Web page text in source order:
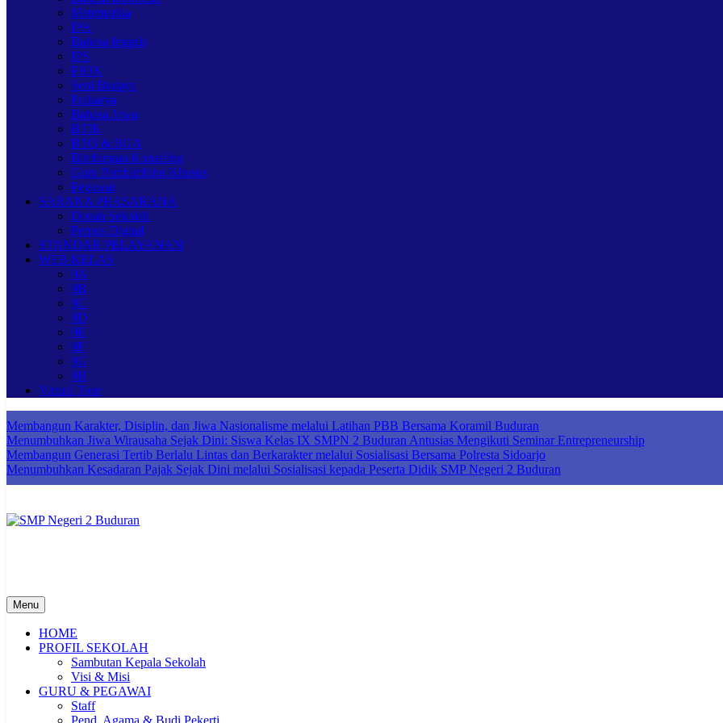
Matematika
IPA
Bahasa Inggris
IPS
PJOK
Seni Budaya
Prakarya
Bahasa Jawa
BTIK
BTQ & BGA
Bimbingan Konseling
Guru Pembimbing Khusus
Pegawai
SARANA PRASARANA
Denah Sekolah
Perpus Digital
STANDAR PELAYANAN
WEB KELAS
9A
9B
9C
9D
9E
9F
9G
9H
Virtual Tour
Membangun Karakter, Disiplin, dan Jiwa Nasionalisme melalui Latihan PBB Bersama Koramil Buduran
Menumbuhkan Jiwa Wirausaha Sejak Dini: Siswa Kelas IX SMPN 2 Buduran Antusias Mengikuti Seminar Entrepreneurship
Membangun Generasi Tertib Berlalu Lintas dan Berkarakter melalui Sosialisasi Bersama Polresta Sidoarjo
Menumbuhkan Kesadaran Pajak Sejak Dini melalui Sosialisasi kepada Peserta Didik SMP Negeri 2 Buduran
Menu
HOME
PROFIL SEKOLAH
Sambutan Kepala Sekolah
Visi & Misi
GURU & PEGAWAI
Staff
Pend. Agama & Budi Pekerti